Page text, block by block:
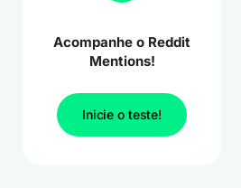
Acompanhe o Reddit
Mentions!
Inicie o teste!